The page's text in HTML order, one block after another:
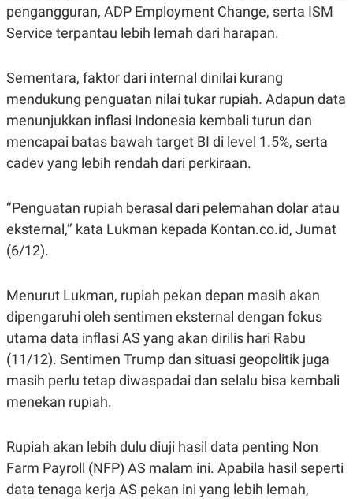
A
.
I
PROFILE
TERM
OF
USE
PEDOMAN
PEMBERITAAN
PRIVACY
POLICY
pengangguran, ADP Employment Change, serta ISM
Service terpantau lebih lemah dari harapan.
Sementara, faktor dari internal dinilai kurang
mendukung penguatan nilai tukar rupiah. Adapun data
menunjukkan inflasi Indonesia kembali turun dan
mencapai batas bawah target BI di level 1.5%, serta
cadev yang lebih rendah dari perkiraan.
‘’Penguatan rupiah berasal dari pelemahan dolar atau
eksternal,’’ kata Lukman kepada Kontan.co.id, Jumat
(6/12).
Menurut Lukman, rupiah pekan depan masih akan
dipengaruhi oleh sentimen eksternal dengan fokus
utama data inflasi AS yang akan dirilis hari Rabu
(11/12). Sentimen Trump dan situasi geopolitik juga
masih perlu tetap diwaspadai dan selalu bisa kembali
menekan rupiah.
Rupiah akan lebih dulu diuji hasil data penting Non
Farm Payroll (NFP) AS malam ini. Apabila hasil seperti
data tenaga kerja AS pekan ini yang lebih lemah,